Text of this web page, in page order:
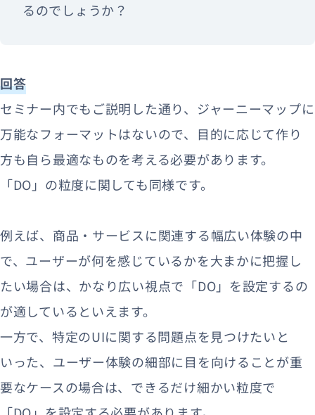
るのでしょうか？
回答
セミナー内でもご説明した通り、ジャーニーマップに
万能なフォーマットはないので、目的に応じて作り
方も自ら最適なものを考える必要があります。
「DO」の粒度に関しても同様です。
例えば、商品・サービスに関連する幅広い体験の中
で、ユーザーが何を感じているかを大まかに把握し
たい場合は、かなり広い視点で「DO」を設定するの
が適しているといえます。
一方で、特定のUIに関する問題点を見つけたいと
いった、ユーザー体験の細部に目を向けることが重
要なケースの場合は、できるだけ細かい粒度で